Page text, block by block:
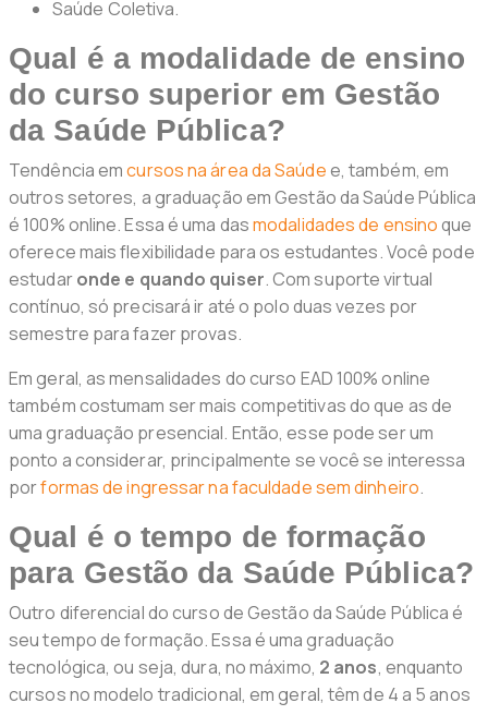
Saúde Coletiva.
Qual é a modalidade de ensino
do curso superior em Gestão
da Saúde Pública?
Tendência emcursos na área da Saúdee, também, em
outros setores, a graduação em Gestão da Saúde Pública
é 100% online. Essa é uma dasmodalidades de ensinoque
oferece mais flexibilidade para os estudantes. Você pode
estudaronde e quando quiser. Com suporte virtual
contínuo, só precisará ir até o polo duas vezes por
semestre para fazer provas.
Em geral, as mensalidades do curso EAD 100% online
também costumam ser mais competitivas do que as de
uma graduação presencial. Então, esse pode ser um
ponto a considerar, principalmente se você se interessa
porformas de ingressar na faculdade sem dinheiro.
Qual é o tempo de formação
para Gestão da Saúde Pública?
Outro diferencial do curso de Gestão da Saúde Pública é
seu tempo de formação. Essa é uma graduação
tecnológica, ou seja, dura, no máximo, 2 anos, enquanto
cursos no modelo tradicional, em geral, têm de 4 a 5 anos